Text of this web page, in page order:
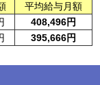
平均給与月額
408,496円
395,666円